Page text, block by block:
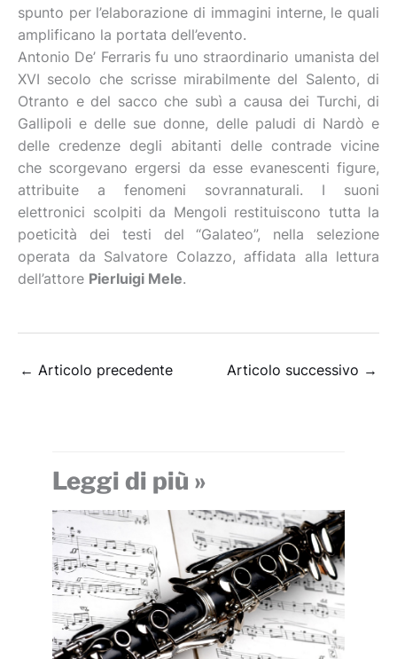
spunto per l’elaborazione di immagini interne, le quali
amplificano la portata dell’evento.
Antonio De’ Ferraris fu uno straordinario umanista del
XVI secolo che scrisse mirabilmente del Salento, di
Otranto e del sacco che subì a causa dei Turchi, di
Gallipoli e delle sue donne, delle paludi di Nardò e
delle credenze degli abitanti delle contrade vicine
che scorgevano ergersi da esse evanescenti figure,
attribuite a fenomeni sovrannaturali. I suoni
elettronici scolpiti da Mengoli restituiscono tutta la
poeticità dei testi del “Galateo”, nella selezione
operata da Salvatore Colazzo, affidata alla lettura
dell’attore Pierluigi Mele.
← Articolo precedente Articolo successivo →
Leggi di più »